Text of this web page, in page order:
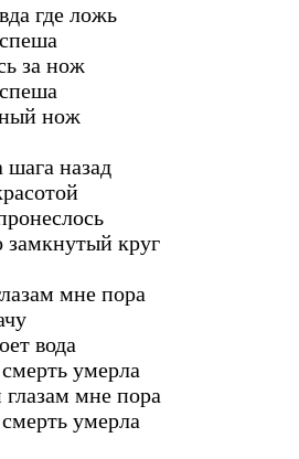
где ложь
за нож
нож
шага назад
замкнутый круг
мне пора
вода
умерла
мне пора
умерла